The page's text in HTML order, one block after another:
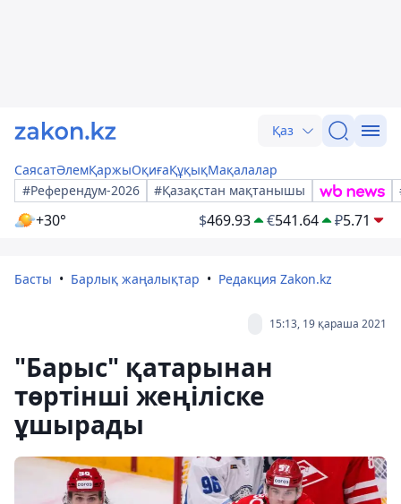
Қаз
СаясатӘлемҚаржыОқиғаҚұқықМақалалар
#Референдум-2026
#Қазақстан мақтанышы
+30° $469.93 €541.64 ₽5.71
Басты Барлық жаңалықтар Редакция Zakon.kz
15:13, 19 қараша 2021
"Барыс" қатарынан
төртінші жеңіліске
ұшырады